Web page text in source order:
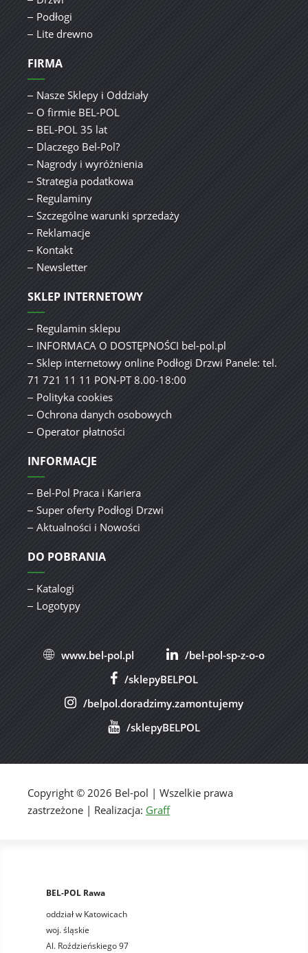
Podłogi
Lite drewno
FIRMA
Nasze Sklepy i Oddziały
O firmie BEL-POL
BEL-POL 35 lat
Dlaczego Bel-Pol?
Nagrody i wyróżnienia
Strategia podatkowa
Regulaminy
Szczególne warunki sprzedaży
Reklamacje
Kontakt
Newsletter
SKLEP INTERNETOWY
Regulamin sklepu
INFORMACA O DOSTĘPNOŚCI bel-pol.pl
Sklep internetowy online Podłogi Drzwi Panele: tel.
71 721 11 11 PON-PT 8.00-18:00
Polityka cookies
Ochrona danych osobowych
Operator płatności
INFORMACJE
Bel-Pol Praca i Kariera
Super oferty Podłogi Drzwi
Aktualności i Nowości
DO POBRANIA
Katalogi
Logotypy
www.bel-pol.pl
/bel-pol-sp-z-o-o
/sklepyBELPOL
/belpol.doradzimy.zamontujemy
/sklepyBELPOL
Copyright © 2026 Bel-pol | Wszelkie prawa
zastrzeżone | Realizacja: Graff
BEL-POL Rawa
oddział w Katowicach
woj. śląskie
Al. Roździeńskiego 97